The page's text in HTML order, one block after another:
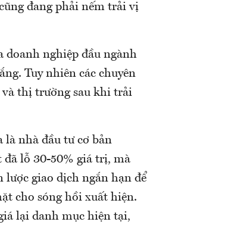
đang phải nếm trải vị
doanh nghiệp đầu ngành
Tuy nhiên các chuyên
và thị trường sau khi trải
là nhà đầu tư cơ bản
lỗ 30-50% giá trị, mà
lược giao dịch ngắn hạn để
cho sóng hồi xuất hiện.
lại danh mục hiện tại,